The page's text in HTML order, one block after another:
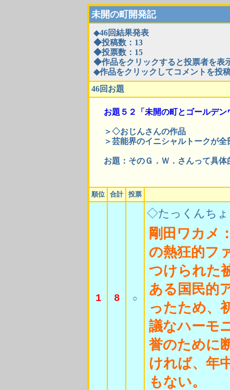
未開の町開発記
◆46回結果発表
◆投稿数：13
◆投票数：15
◆作品をクリックすると投票者を表
◆作品をクリックしてコメントを投
46回お題
お題５２「未開の町とゴールデン
＞◇おじんさんの作品
＞芸能界のイニシャルトークが
お題：そのＧ．Ｗ．さんって具
順位 合計 投票
1 8 ○
◇たっくんち
剛田ワカメ
の熱狂的フ
つけられた
ある国民的
ったため、
議なハーモ
誉のために
ければ、年
もない。